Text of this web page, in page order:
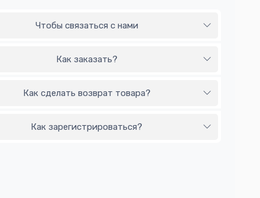
Чтобы связаться с нами
Как заказать?
Как сделать возврат товара?
Как зарегистрироваться?